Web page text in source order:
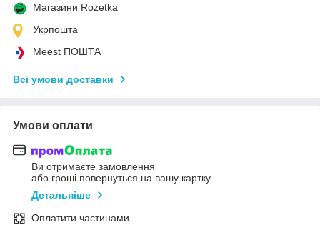
Магазини Rozetka
Укрпошта
Meest ПОШТА
Всі умови доставки
Умови оплати
Ви отримаєте замовлення
або гроші повернуться на вашу картку
Детальніше
Оплатити частинами